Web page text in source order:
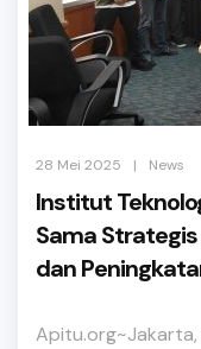
28 Mei 2025 | News
Institut
Sama
dan